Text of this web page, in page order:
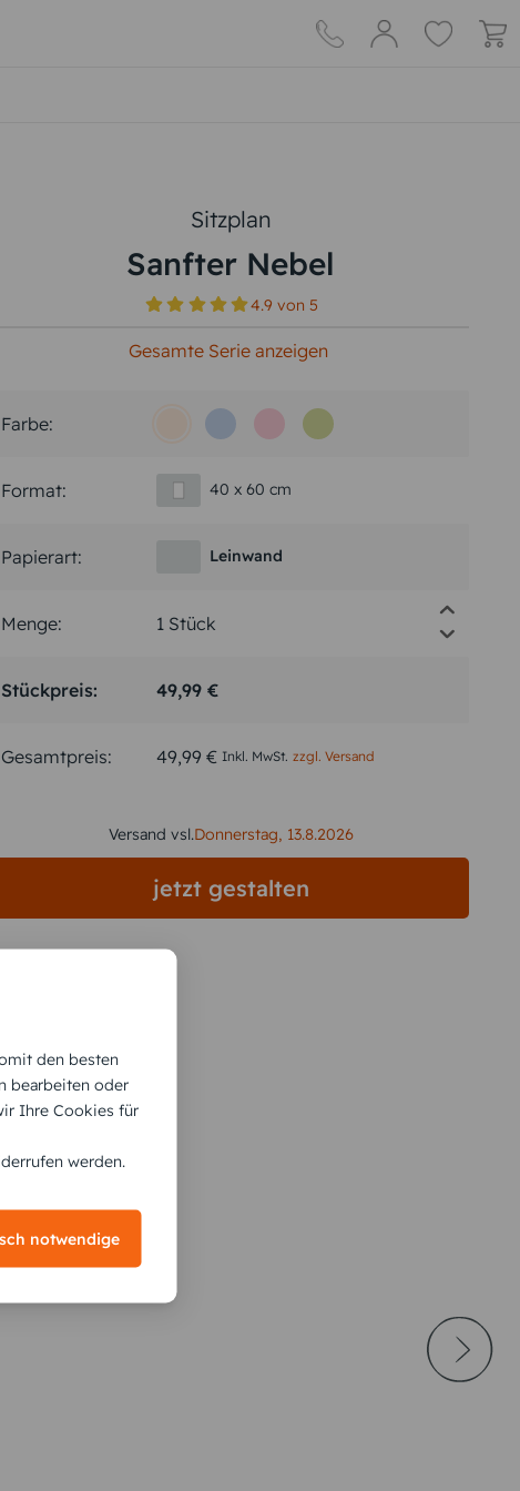
Sitzplan
Sanfter Nebel
4.9 von 5
Gesamte Serie anzeigen
Farbe:
Format: 40 x 60 cm
Papierart: Leinwand
Menge:
Stückpreis: 49,99 €
Gesamtpreis: 49,99 € Inkl. MwSt. zzgl. Versand
Versand vsl.Donnerstag, 13.8.2026
jetzt gestalten
den besten
bearbeiten oder
Ihre Cookies für
werden.
notwendige